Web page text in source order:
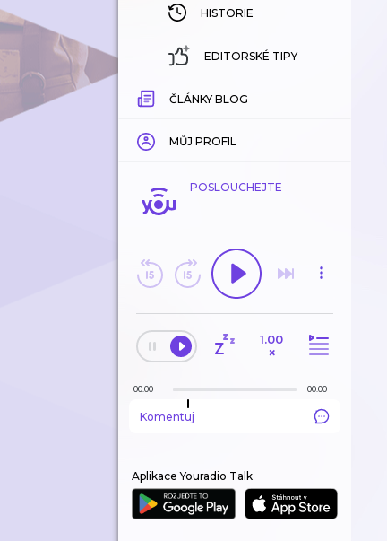
HISTORIE
EDITORSKÉ TIPY
ČLÁNKY BLOG
MŮJ PROFIL
POSLOUCHEJTE
1.00
×
00:00 00:00
Komentuj
Aplikace Youradio Talk